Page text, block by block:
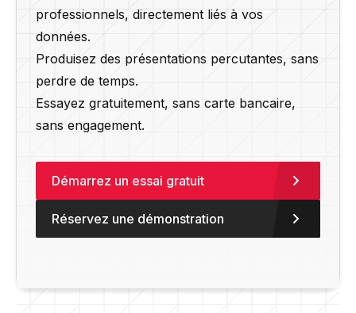
professionnels, directement liés à vos
données.
Produisez des présentations percutantes, sans
perdre de temps.
Essayez gratuitement, sans carte bancaire,
sans engagement.
Démarrez un essai gratuit
Réservez une démonstration